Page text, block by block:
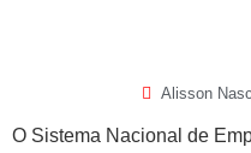
Alisson
O Sistema Nacional de